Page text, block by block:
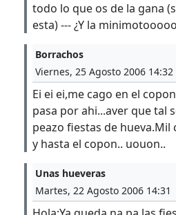
todo lo que os de la gana
esta) --- ¿Y la
Borrachos
Viernes, 25 Agosto 2006 14:32
Ei ei ei,me cago en el
pasa por ahi...aver que tal
peazo fiestas de hueva.Mil
y hasta el copon.. uouon..
Unas hueveras
Martes, 22 Agosto 2006 14:31